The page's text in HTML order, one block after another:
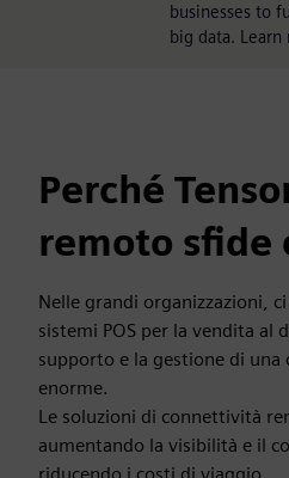
businesses to
big data.
Perché
remoto sfide
Nelle grandi organizzazioni,
sistemi POS per la vendita al
supporto e la gestione di una
enorme.
Le soluzioni di connettività
aumentando la visibilità e il